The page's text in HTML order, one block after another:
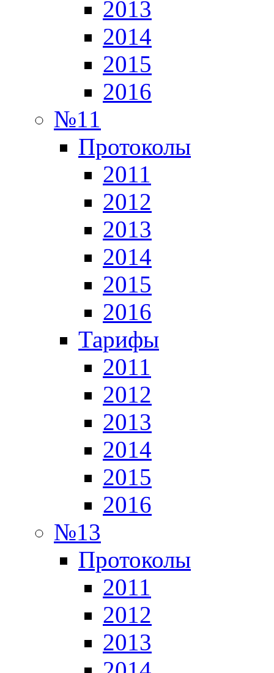
2013
2014
2015
2016
№11
Протоколы
2011
2012
2013
2014
2015
2016
Тарифы
2011
2012
2013
2014
2015
2016
№13
Протоколы
2011
2012
2013